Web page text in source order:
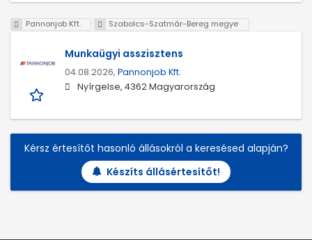
Pannonjob Kft. Szabolcs-Szatmár-Bereg megye
Munkaügyi asszisztens
04.08.2026, Pannonjob Kft.
Nyírgelse, 4362 Magyarország
Kérsz értesítőt hasonló állásokról a keresésed alapján?
Készíts állásértesítőt!